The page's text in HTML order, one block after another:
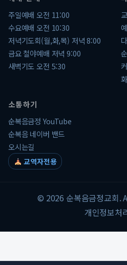
주일예배 오전 11:00
수요예배 오전 10:30
저녁기도회(월,화,목) 저녁 8:00
금요 철야예배 저녁 9:00
새벽기도 오전 5:30
소통하기
순복음금정 YouTube
순복음 네이버 밴드
오시는길
교역자전용
© 2026 순복음금정교회.
개인정보처